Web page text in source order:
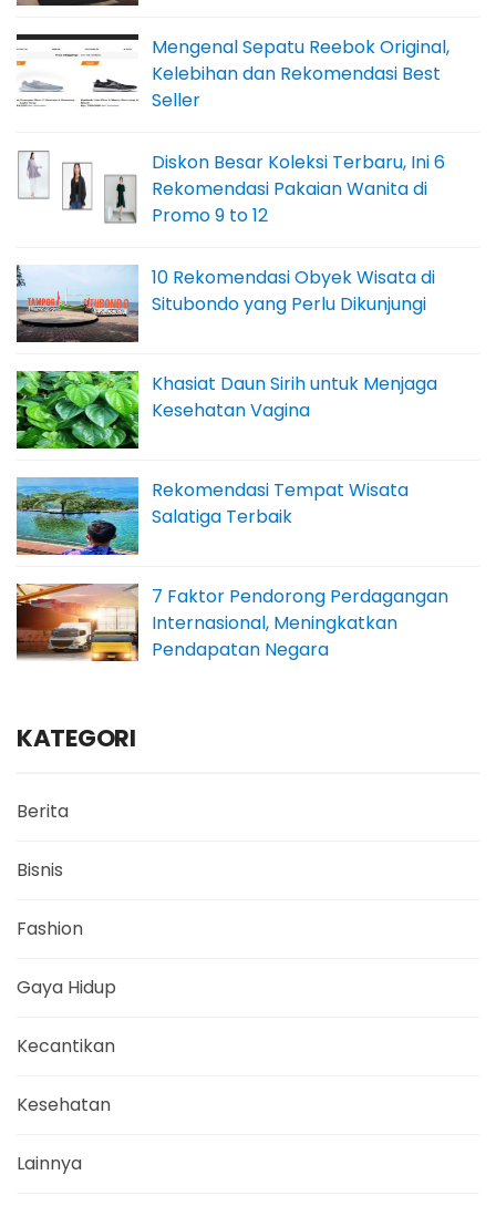
Mengenal Sepatu Reebok Original,
Kelebihan dan Rekomendasi Best
Seller
Diskon Besar Koleksi Terbaru, Ini 6
Rekomendasi Pakaian Wanita di
Promo 9 to 12
10 Rekomendasi Obyek Wisata di
Situbondo yang Perlu Dikunjungi
Khasiat Daun Sirih untuk Menjaga
Kesehatan Vagina
Rekomendasi Tempat Wisata
Salatiga Terbaik
7 Faktor Pendorong Perdagangan
Internasional, Meningkatkan
Pendapatan Negara
KATEGORI
Berita
Bisnis
Fashion
Gaya Hidup
Kecantikan
Kesehatan
Lainnya